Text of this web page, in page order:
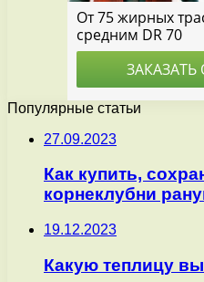
Популярные статьи
27.09.2023
Как купить,
корнеклубни
19.12.2023
Какую теплицу